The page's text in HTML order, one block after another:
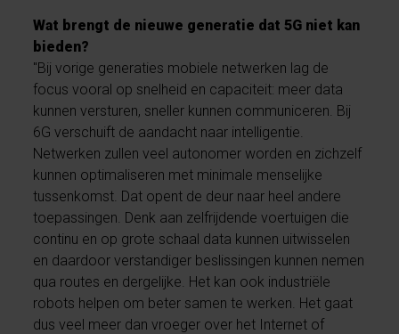
Wat brengt de nieuwe generatie dat 5G niet kan
bieden?
"Bij vorige generaties mobiele netwerken lag de
focus vooral op snelheid en capaciteit: meer data
kunnen versturen, sneller kunnen communiceren. Bij
6G verschuift de aandacht naar intelligentie.
Netwerken zullen veel autonomer worden en zichzelf
kunnen optimaliseren met minimale menselijke
tussenkomst. Dat opent de deur naar heel andere
toepassingen. Denk aan zelfrijdende voertuigen die
continu en op grote schaal data kunnen uitwisselen
en daardoor verstandiger beslissingen kunnen nemen
qua routes en dergelijke. Het kan ook industriële
robots helpen om beter samen te werken. Het gaat
dus veel meer dan vroeger over het Internet of